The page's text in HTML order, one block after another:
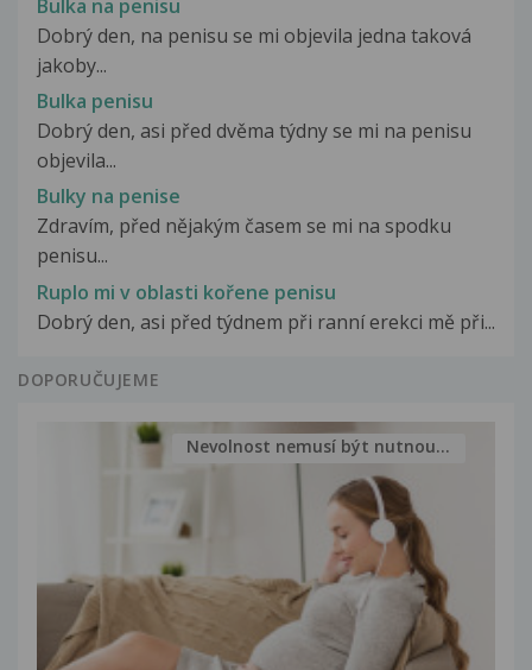
Bulka na penisu
Dobrý den, na penisu se mi objevila jedna taková
jakoby...
Bulka penisu
Dobrý den, asi před dvěma týdny se mi na penisu
objevila...
Bulky na penise
Zdravím, před nějakým časem se mi na spodku
penisu...
Ruplo mi v oblasti kořene penisu
Dobrý den, asi před týdnem při ranní erekci mě při...
DOPORUČUJEME
Nevolnost nemusí být nutnou...